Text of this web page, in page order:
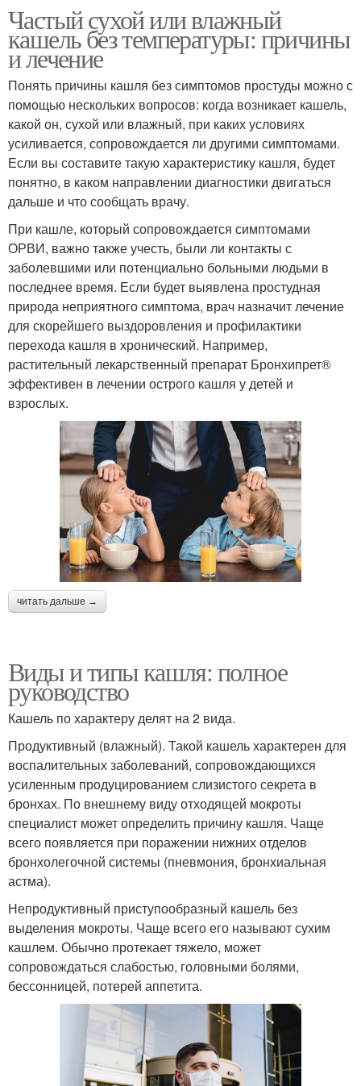
Частый сухой или влажный
кашель без температуры: причины
и лечение
Понять причины кашля без симптомов простуды можно с
помощью нескольких вопросов: когда возникает кашель,
какой он, сухой или влажный, при каких условиях
усиливается, сопровождается ли другими симптомами.
Если вы составите такую характеристику кашля, будет
понятно, в каком направлении диагностики двигаться
дальше и что сообщать врачу.
При кашле, который сопровождается симптомами
ОРВИ, важно также учесть, были ли контакты с
заболевшими или потенциально больными людьми в
последнее время. Если будет выявлена простудная
природа неприятного симптома, врач назначит лечение
для скорейшего выздоровления и профилактики
перехода кашля в хронический. Например,
растительный лекарственный препарат Бронхипрет®
эффективен в лечении острого кашля у детей и
взрослых.
читать дальше →
Виды и типы кашля: полное
руководство
Кашель по характеру делят на 2 вида.
Продуктивный (влажный). Такой кашель характерен для
воспалительных заболеваний, сопровождающихся
усиленным продуцированием слизистого секрета в
бронхах. По внешнему виду отходящей мокроты
специалист может определить причину кашля. Чаще
всего появляется при поражении нижних отделов
бронхолегочной системы (пневмония, бронхиальная
астма).
Непродуктивный приступообразный кашель без
выделения мокроты. Чаще всего его называют сухим
кашлем. Обычно протекает тяжело, может
сопровождаться слабостью, головными болями,
бессонницей, потерей аппетита.